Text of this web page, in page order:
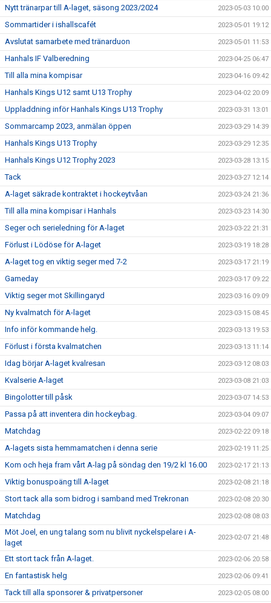
Nytt tränarpar till A-laget, säsong 2023/2024 2023-05-03 10:00
Sommartider i ishallscafét 2023-05-01 19:12
Avslutat samarbete med tränarduon 2023-05-01 11:53
Hanhals IF Valberedning 2023-04-25 06:47
Till alla mina kompisar 2023-04-16 09:42
Hanhals Kings U12 samt U13 Trophy 2023-04-02 20:09
Uppladdning inför Hanhals Kings U13 Trophy 2023-03-31 13:01
Sommarcamp 2023, anmälan öppen 2023-03-29 14:39
Hanhals Kings U13 Trophy 2023-03-29 12:35
Hanhals Kings U12 Trophy 2023 2023-03-28 13:15
Tack 2023-03-27 12:14
A-laget säkrade kontraktet i hockeytvåan 2023-03-24 21:36
Till alla mina kompisar i Hanhals 2023-03-23 14:30
Seger och serieledning för A-laget 2023-03-22 21:31
Förlust i Lödöse för A-laget 2023-03-19 18:28
A-laget tog en viktig seger med 7-2 2023-03-17 21:19
Gameday 2023-03-17 09:22
Viktig seger mot Skillingaryd 2023-03-16 09:09
Ny kvalmatch för A-laget 2023-03-15 08:45
Info inför kommande helg. 2023-03-13 19:53
Förlust i första kvalmatchen 2023-03-13 11:14
Idag börjar A-laget kvalresan 2023-03-12 08:03
Kvalserie A-laget 2023-03-08 21:03
Bingolotter till påsk 2023-03-07 14:53
Passa på att inventera din hockeybag. 2023-03-04 09:07
Matchdag 2023-02-22 09:18
A-lagets sista hemmamatchen i denna serie 2023-02-19 11:25
Kom och heja fram vårt A-lag på söndag den 19/2 kl 16.00 2023-02-17 21:13
Viktig bonuspoäng till A-laget 2023-02-08 21:18
Stort tack alla som bidrog i samband med Trekronan 2023-02-08 20:30
Matchdag 2023-02-08 08:03
Möt Joel, en ung talang som nu blivit nyckelspelare i A-
laget
2023-02-07 21:48
Ett stort tack från A-laget. 2023-02-06 20:58
En fantastisk helg 2023-02-06 09:41
Tack till alla sponsorer & privatpersoner 2023-02-05 08:00